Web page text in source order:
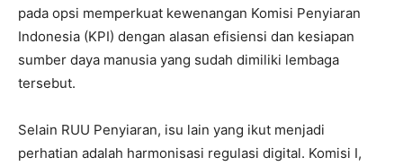
pada opsi memperkuat kewenangan Komisi Penyiaran
Indonesia (KPI) dengan alasan efisiensi dan kesiapan
sumber daya manusia yang sudah dimiliki lembaga
tersebut.
Selain RUU Penyiaran, isu lain yang ikut menjadi
perhatian adalah harmonisasi regulasi digital. Komisi I,